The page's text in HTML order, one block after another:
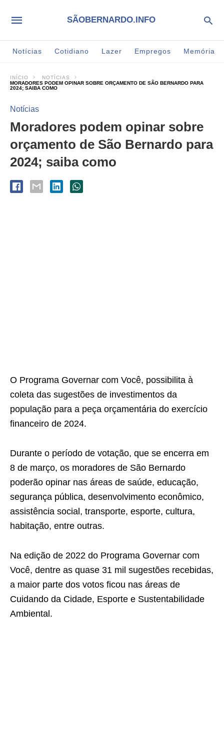
SÃOBERNARDO.INFO
Notícias Cotidiano Lazer Empregos Memória
INÍCIO
NOTÍCIAS
MORADORES PODEM OPINAR SOBRE ORÇAMENTO DE SÃO BERNARDO PARA
2024; SAIBA COMO
Notícias
Moradores podem opinar sobre
orçamento de São Bernardo para
2024; saiba como
O Programa Governar com Você, possibilita à
coleta das sugestões de investimentos da
população para a peça orçamentária do exercício
financeiro de 2024.
Durante o período de votação, que se encerra em
8 de março, os moradores de São Bernardo
poderão opinar nas áreas de saúde, educação,
segurança pública, desenvolvimento econômico,
assistência social, transporte, esporte, cultura,
habitação, entre outras.
Na edição de 2022 do Programa Governar com
Você, dentre as quase 31 mil sugestões recebidas,
a maior parte dos votos ficou nas áreas de
Cuidando da Cidade, Esporte e Sustentabilidade
Ambiental.